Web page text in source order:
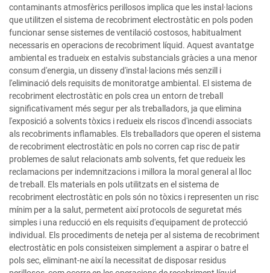
contaminants atmosfèrics perillosos implica que les instal·lacions
que utilitzen el sistema de recobriment electrostàtic en pols poden
funcionar sense sistemes de ventilació costosos, habitualment
necessaris en operacions de recobriment líquid. Aquest avantatge
ambiental es tradueix en estalvis substancials gràcies a una menor
consum d'energia, un disseny d'instal·lacions més senzill i
l'eliminació dels requisits de monitoratge ambiental. El sistema de
recobriment electrostàtic en pols crea un entorn de treball
significativament més segur per als treballadors, ja que elimina
l'exposició a solvents tòxics i redueix els riscos d'incendi associats
als recobriments inflamables. Els treballadors que operen el sistema
de recobriment electrostàtic en pols no corren cap risc de patir
problemes de salut relacionats amb solvents, fet que redueix les
reclamacions per indemnitzacions i millora la moral general al lloc
de treball. Els materials en pols utilitzats en el sistema de
recobriment electrostàtic en pols són no tòxics i representen un risc
mínim per a la salut, permetent així protocols de seguretat més
simples i una reducció en els requisits d'equipament de protecció
individual. Els procediments de neteja per al sistema de recobriment
electrostàtic en pols consisteixen simplement a aspirar o batre el
pols sec, eliminant-ne així la necessitat de disposar residus